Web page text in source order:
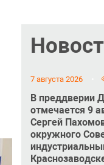
7 августа 2026
В преддверии
отмечается 9
Сергей
окружного